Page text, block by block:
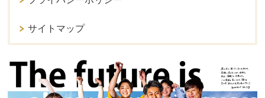
サイトマップ